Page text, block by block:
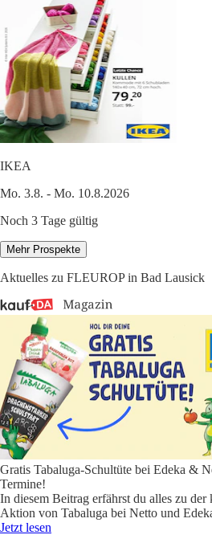
IKEA
Mo. 3.8. - Mo. 10.8.2026
Noch 3 Tage gültig
Mehr Prospekte
Aktuelles zu FLEUROP in Bad Lausick
Gratis Tabaluga-Schultüte bei Edeka &
Termine!
In diesem Beitrag erfährst du alles zu der
Aktion von Tabaluga bei Netto und
Jetzt lesen